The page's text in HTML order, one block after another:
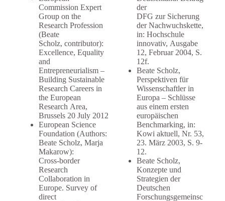
Commission Expert
Group on the
Research Profession
(Beate
Scholz, contributor):
Excellence, Equality
and
Entrepreneurialism –
Building Sustainable
Research Careers in
the European
Research Area,
Brussels 20 July 2012
European Science
Foundation (Authors:
Beate Scholz, Marja
Makarow):
Cross-border
Research
Collaboration in
Europe. Survey of
direct
der
DFG zur Sicherung
der Nachwuchskette,
in: Hochschule
innovativ, Ausgabe
12, Februar 2004, S.
12f.
Beate Scholz,
Perspektiven für
Wissenschaftler in
Europa – Schlüsse
aus einem ersten
europäischen
Benchmarking, in:
Kowi aktuell, Nr. 53,
23. März 2003, S. 9-
12.
Beate Scholz,
Konzepte und
Strategien der
Deutschen
Forschungsgemeinsc